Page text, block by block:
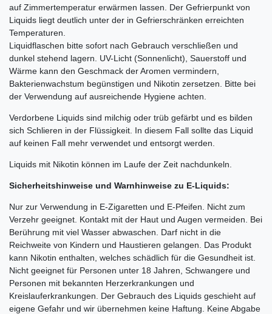
auf Zimmertemperatur erwärmen lassen. Der Gefrierpunkt von
Liquids liegt deutlich unter der in Gefrierschränken erreichten
Temperaturen.
Liquidflaschen bitte sofort nach Gebrauch verschließen und
dunkel stehend lagern. UV-Licht (Sonnenlicht), Sauerstoff und
Wärme kann den Geschmack der Aromen vermindern,
Bakterienwachstum begünstigen und Nikotin zersetzen. Bitte bei
der Verwendung auf ausreichende Hygiene achten.
Verdorbene Liquids sind milchig oder trüb gefärbt und es bilden
sich Schlieren in der Flüssigkeit. In diesem Fall sollte das Liquid
auf keinen Fall mehr verwendet und entsorgt werden.
Liquids mit Nikotin können im Laufe der Zeit nachdunkeln.
Sicherheitshinweise und Warnhinweise zu E-Liquids:
Nur zur Verwendung in E-Zigaretten und E-Pfeifen. Nicht zum
Verzehr geeignet. Kontakt mit der Haut und Augen vermeiden. Bei
Berührung mit viel Wasser abwaschen. Darf nicht in die
Reichweite von Kindern und Haustieren gelangen. Das Produkt
kann Nikotin enthalten, welches schädlich für die Gesundheit ist.
Nicht geeignet für Personen unter 18 Jahren, Schwangere und
Personen mit bekannten Herzerkrankungen und
Kreislauferkrankungen. Der Gebrauch des Liquids geschieht auf
eigene Gefahr und wir übernehmen keine Haftung. Keine Abgabe